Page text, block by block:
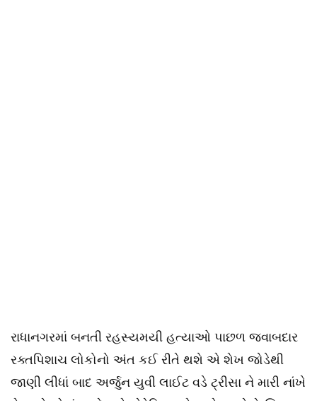
રાધાનગરમાં બનતી રહસ્યમયી હત્યાઓ પાછળ જવાબદાર
રક્તપિશાચ લોકોનો અંત કઈ રીતે થશે એ શેખ જોડેથી
જાણી લીધાં બાદ અર્જુન યુવી લાઈટ વડે ટ્રીસા ને મારી નાંખે